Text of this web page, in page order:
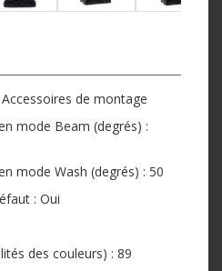
de montage
mode Beam (degrés) :
mode Wash (degrés) : 50
: Oui
des couleurs) : 89